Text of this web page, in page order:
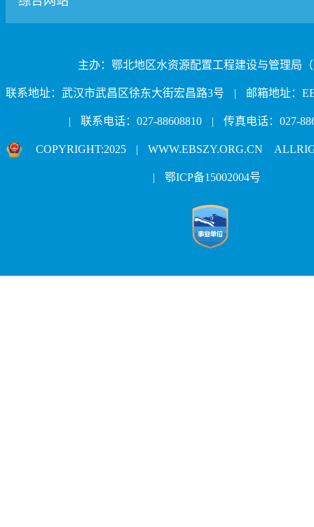
主办：鄂北地区水资源配置工程建设与管理局
联系地址：武汉市武昌区徐东大街宏昌路3号 | 邮箱地址：
| 联系电话：027-88608810 | 传真电话：027-
COPYRIGHT:2025 | WWW.EBSZY.ORG.CN
| 鄂ICP备15002004号